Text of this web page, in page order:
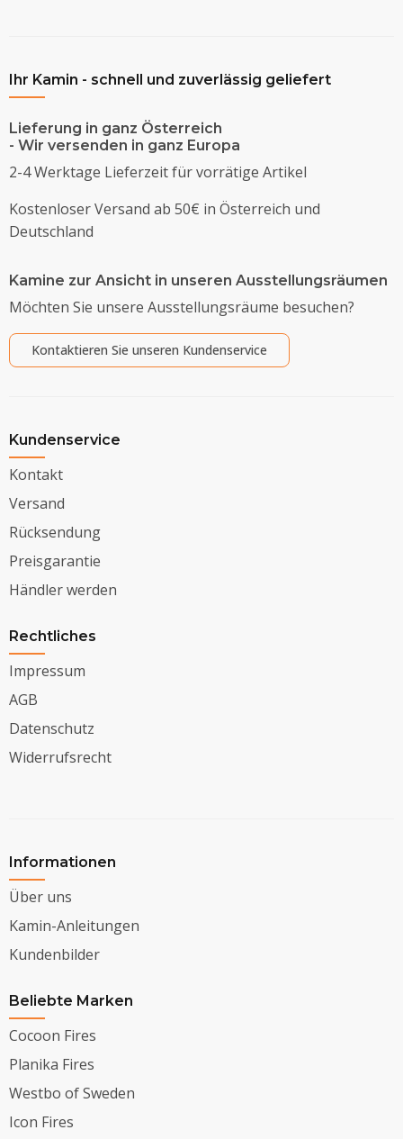
Ihr Kamin - schnell und zuverlässig geliefert
Lieferung in ganz Österreich
- Wir versenden in ganz Europa
2-4 Werktage Lieferzeit für vorrätige Artikel
Kostenloser Versand ab 50€ in Österreich und
Deutschland
Kamine zur Ansicht in unseren Ausstellungsräumen
Möchten Sie unsere Ausstellungsräume besuchen?
Kontaktieren Sie unseren Kundenservice
Kundenservice
Kontakt
Versand
Rücksendung
Preisgarantie
Händler werden
Rechtliches
Impressum
AGB
Datenschutz
Widerrufsrecht
Informationen
Über uns
Kamin-Anleitungen
Kundenbilder
Beliebte Marken
Cocoon Fires
Planika Fires
Westbo of Sweden
Icon Fires